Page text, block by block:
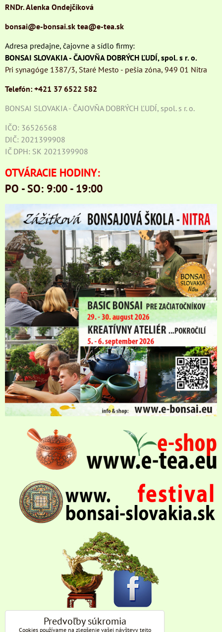
RNDr. Alenka Ondejčíková
bonsai@e-bonsai.sk tea@e-tea.sk
Adresa predajne, čajovne a sídlo firmy:
BONSAI SLOVAKIA - ČAJOVŇA DOBRÝCH ĽUDÍ, spol. s r. o.
Pri synagóge 1387/3, Staré Mesto - pešia zóna, 949 01 Nitra
Telefón: +421 37 6522 582
BONSAI SLOVAKIA - ČAJOVŇA DOBRÝCH ĽUDÍ, spol. s r. o.
IČO: 36526568
DIČ: 2021399908
IČ DPH: SK 2021399908
OTVÁRACIE HODINY:
PO - SO: 9:00 - 19:00
Predvoľby súkromia
Cookies používame na zlepšenie vašej návštevy tejto